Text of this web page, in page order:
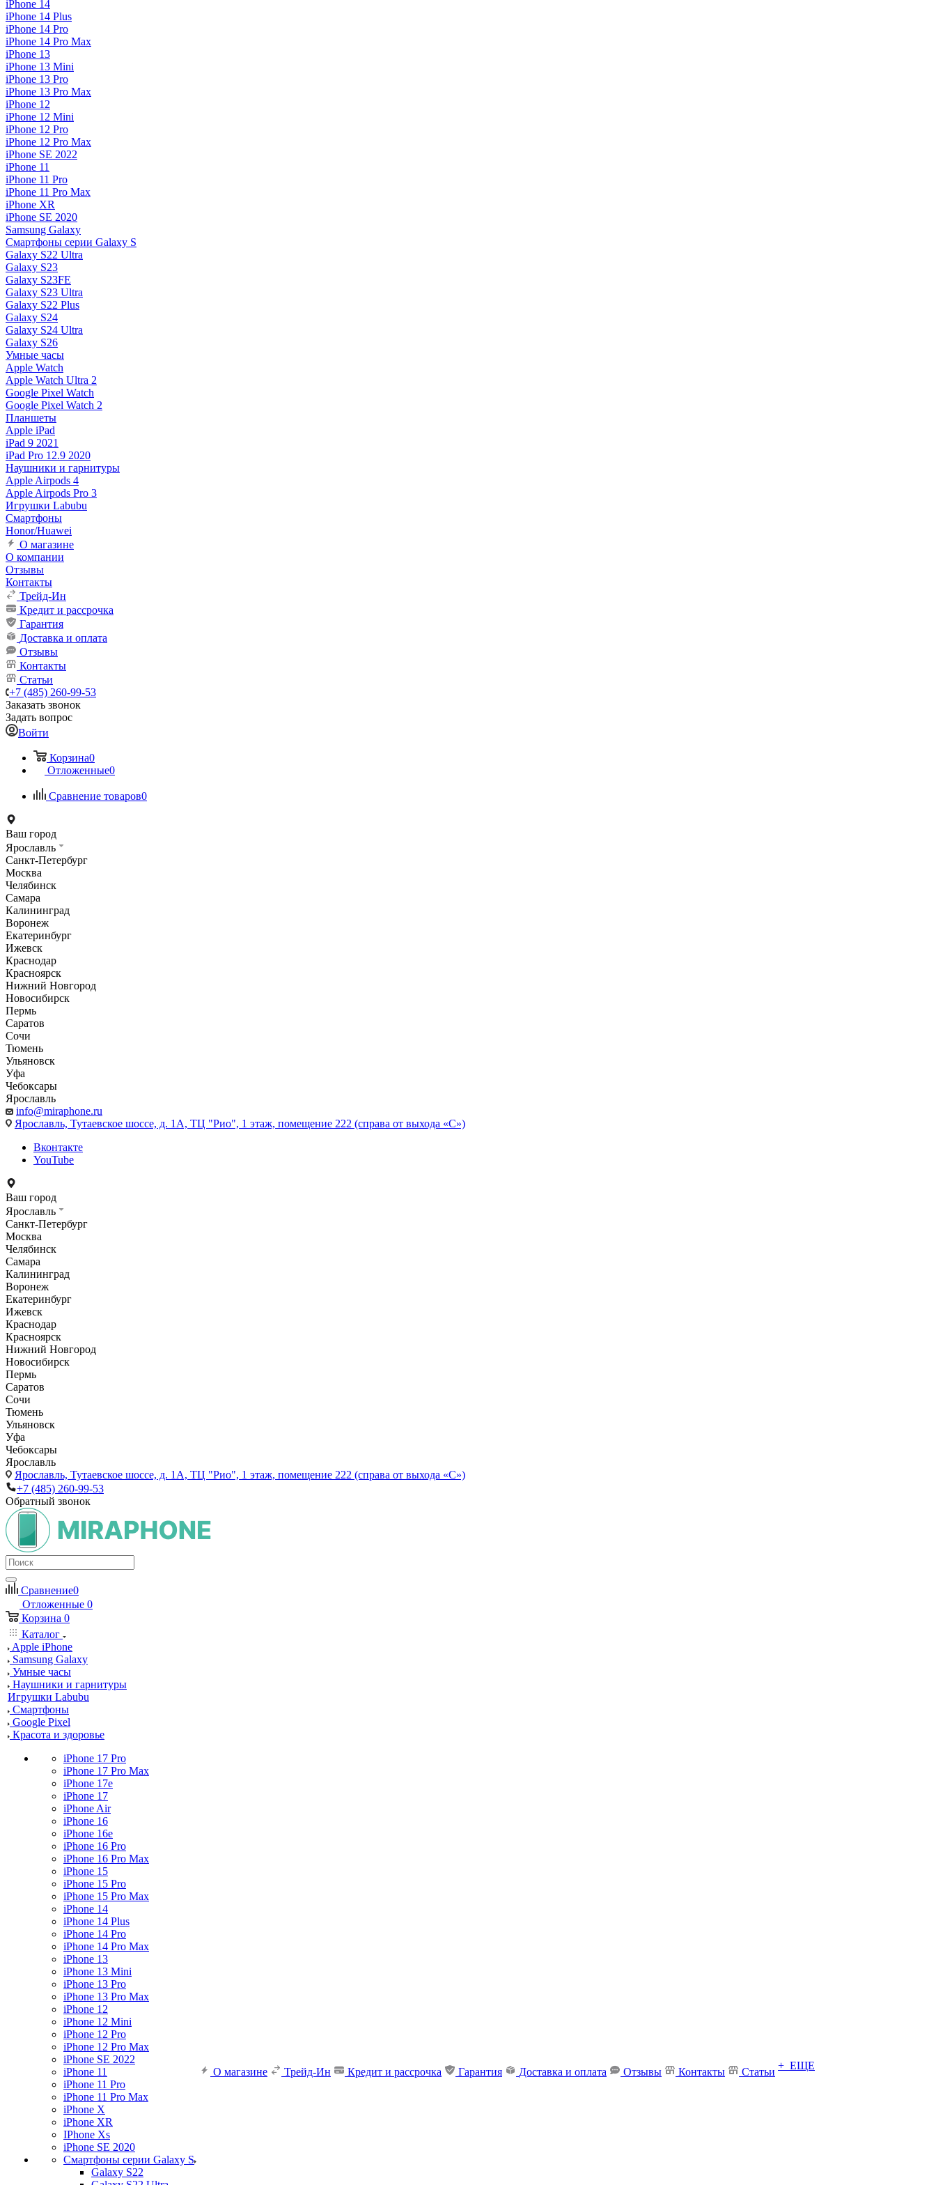
iPhone 14
iPhone 14 Plus
iPhone 14 Pro
iPhone 14 Pro Max
iPhone 13
iPhone 13 Mini
iPhone 13 Pro
iPhone 13 Pro Max
iPhone 12
iPhone 12 Mini
iPhone 12 Pro
iPhone 12 Pro Max
iPhone SE 2022
iPhone 11
iPhone 11 Pro
iPhone 11 Pro Max
iPhone XR
iPhone SE 2020
Samsung Galaxy
Смартфоны серии Galaxy S
Galaxy S22 Ultra
Galaxy S23
Galaxy S23FE
Galaxy S23 Ultra
Galaxy S22 Plus
Galaxy S24
Galaxy S24 Ultra
Galaxy S26
Умные часы
Apple Watch
Apple Watch Ultra 2
Google Pixel Watch
Google Pixel Watch 2
Планшеты
Apple iPad
iPad 9 2021
iPad Pro 12.9 2020
Наушники и гарнитуры
Apple Airpods 4
Apple Airpods Pro 3
Игрушки Labubu
Смартфоны
Honor/Huawei
О магазине
О компании
Отзывы
Контакты
Трейд-Ин
Кредит и рассрочка
Гарантия
Доставка и оплата
Отзывы
Контакты
Статьи
+7 (485) 260-99-53
Заказать звонок
Задать вопрос
Войти
Корзина0
Отложенные0
Сравнение товаров0
Ваш город
Ярославль
Санкт-Петербург
Москва
Челябинск
Самара
Калининград
Воронеж
Екатеринбург
Ижевск
Краснодар
Красноярск
Нижний Новгород
Новосибирск
Пермь
Саратов
Сочи
Тюмень
Ульяновск
Уфа
Чебоксары
Ярославль
info@miraphone.ru
Ярославль, Тутаевское шоссе, д. 1А, ТЦ "Рио", 1 этаж, помещение 222 (справа от выхода «С»)
Вконтакте
YouTube
Ваш город
Ярославль
Санкт-Петербург
Москва
Челябинск
Самара
Калининград
Воронеж
Екатеринбург
Ижевск
Краснодар
Красноярск
Нижний Новгород
Новосибирск
Пермь
Саратов
Сочи
Тюмень
Ульяновск
Уфа
Чебоксары
Ярославль
Ярославль, Тутаевское шоссе, д. 1А, ТЦ "Рио", 1 этаж, помещение 222 (справа от выхода «С»)
+7 (485) 260-99-53
Обратный звонок
Сравнение0
Отложенные 0
Корзина 0
Каталог
Apple iPhone
Samsung Galaxy
Умные часы
Наушники и гарнитуры
Игрушки Labubu
Смартфоны
Google Pixel
Красота и здоровье
iPhone 17 Pro
iPhone 17 Pro Max
iPhone 17e
iPhone 17
iPhone Air
iPhone 16
iPhone 16e
iPhone 16 Pro
iPhone 16 Pro Max
iPhone 15
iPhone 15 Pro
iPhone 15 Pro Max
iPhone 14
iPhone 14 Plus
iPhone 14 Pro
iPhone 14 Pro Max
iPhone 13
iPhone 13 Mini
iPhone 13 Pro
iPhone 13 Pro Max
iPhone 12
iPhone 12 Mini
iPhone 12 Pro
iPhone 12 Pro Max
iPhone SE 2022
iPhone 11
iPhone 11 Pro
iPhone 11 Pro Max
iPhone X
iPhone XR
IPhone Xs
iPhone SE 2020
Смартфоны серии Galaxy S
Galaxy S22
О магазине Трейд-Ин Кредит и рассрочка Гарантия Доставка и оплата Отзывы Контакты Статьи
+ ЕЩЕ